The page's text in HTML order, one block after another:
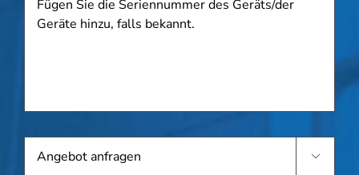
Sie
die
hinzu,
falls
bekannt.
anfragen
